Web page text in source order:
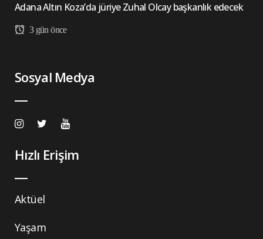
Adana Altın Koza’da jüriye Zuhal Olcay başkanlık edecek
3 gün önce
Sosyal Medya
Hızlı Erişim
Aktüel
Yaşam